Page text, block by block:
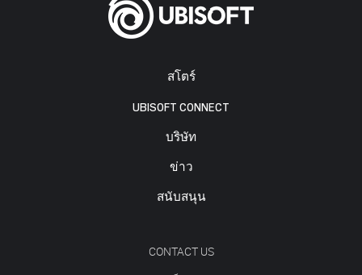
สโตร์
UBISOFT CONNECT
บริษัท
ข่าว
สนับสนุน
CONTACT US